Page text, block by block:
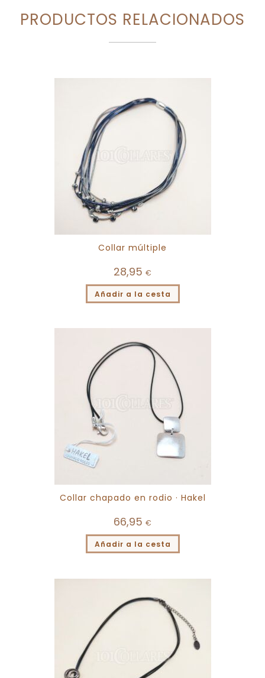
PRODUCTOS RELACIONADOS
Collar múltiple
28,95 €
Añadir a la cesta
Collar chapado en rodio · Hakel
66,95 €
Añadir a la cesta